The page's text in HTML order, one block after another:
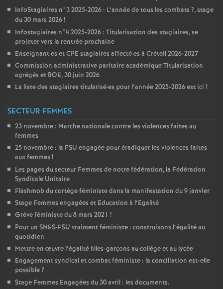
InfoStagiaires n°3 2025-2026 : L’année de tous les combats ?, stage
du 30 mars 2026!
Infostagiaires n°4 2025-2026 : Titularisation des stagiaires, se
projeter vers la rentrée prochaine
Enseignant·es etCPE stagiaires affecté·es à Créteil 2026-2027
Commission administrative paritaire académique Titularisation
agrégés et BOE, 30 juin 2026
La liste des stagiaires titularisé·es pour l’année 2025-2026 est ici !
SECTEUR FEMMES
23 novembre : Marche nationale contre les violences faites au
femmes
25 novembre : la FSU engagée pour éradiquer les violences faites
aux femmes !
Les pages du secteur Femmes de notre fédération, la Fédération
Syndicale Unitaire
Flashmob du cortège féministe dans la manifestation du 9 janvier
Stage Femmes engagées et Education à l’Egalité
Grève féministe du 8 mars 2021 !
Pour un SNES-FSU vraiment féministe : construisons l’égalité au
quotidien
Mettre en œuvre l’égalité filles-garçons au collège et au lycée
Engagement syndical et combat féministe : la conciliation est-elle
possible?
Stage Femmes Engagées du 30 avril : les documents.